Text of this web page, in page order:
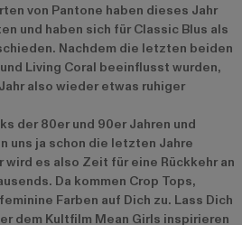
von Pantone haben dieses Jahr
und haben sich für Classic Blus als
Nachdem die letzten beiden
Living Coral beeinflusst wurden,
also wieder etwas ruhiger
der 80er und 90er Jahren und
uns ja schon die letzten Jahre
es also Zeit für eine Rückkehr an
Da kommen Crop Tops,
Farben auf Dich zu. Lass Dich
dem Kultfilm Mean Girls inspirieren